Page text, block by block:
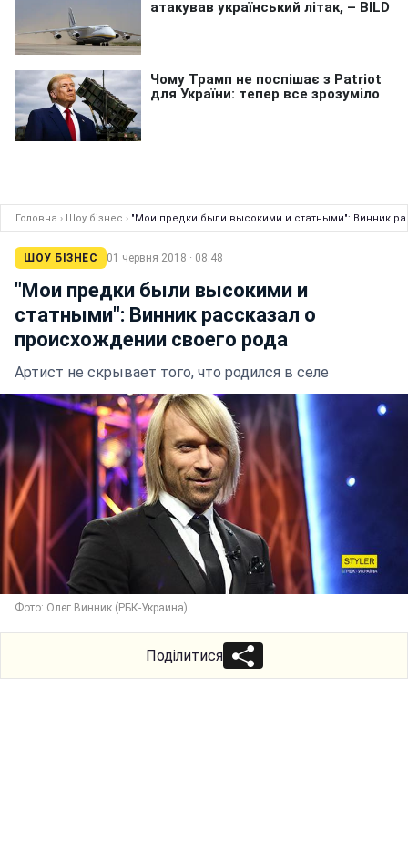
Головна › Шоу бізнес › "Мои предки были высокими и статными": Винник
ШОУ БІЗНЕС 01 червня 2018 · 08:48
"Мои предки были высокими и
статными": Винник рассказал о
происхождении своего рода
Артист не скрывает того, что родился в селе
Фото: Олег Винник (РБК-Украина)
Поділитися